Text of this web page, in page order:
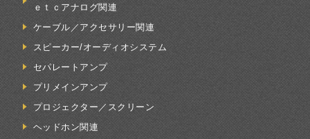
ｅｔｃアナログ関連
ケーブル／アクセサリー関連
スピーカー/オーディオシステム
セパレートアンプ
プリメインアンプ
プロジェクター／スクリーン
ヘッドホン関連